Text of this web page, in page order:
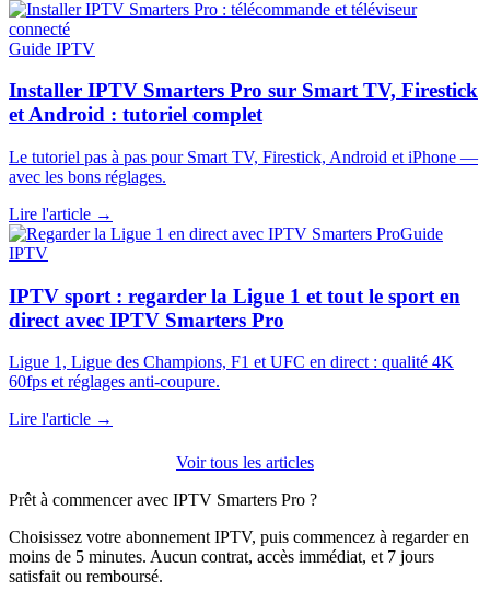
Guide IPTV
Installer IPTV Smarters Pro sur Smart TV, Firestick
et Android : tutoriel complet
Le tutoriel pas à pas pour Smart TV, Firestick, Android et iPhone —
avec les bons réglages.
Lire l'article →
Guide
IPTV
IPTV sport : regarder la Ligue 1 et tout le sport en
direct avec IPTV Smarters Pro
Ligue 1, Ligue des Champions, F1 et UFC en direct : qualité 4K
60fps et réglages anti-coupure.
Lire l'article →
Voir tous les articles
Prêt à commencer avec IPTV Smarters Pro ?
Choisissez votre abonnement IPTV, puis commencez à regarder en
moins de 5 minutes. Aucun contrat, accès immédiat, et 7 jours
satisfait ou remboursé.